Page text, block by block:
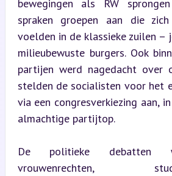
bewegingen als RW
spraken groepen aan die
voelden in de klassieke zuilen –
milieubewuste burgers. Ook
partijen werd nagedacht over
stelden de socialisten voor het
via een congresverkiezing aan,
almachtige partijtop.
De politieke debatten
vrouwenrechten,